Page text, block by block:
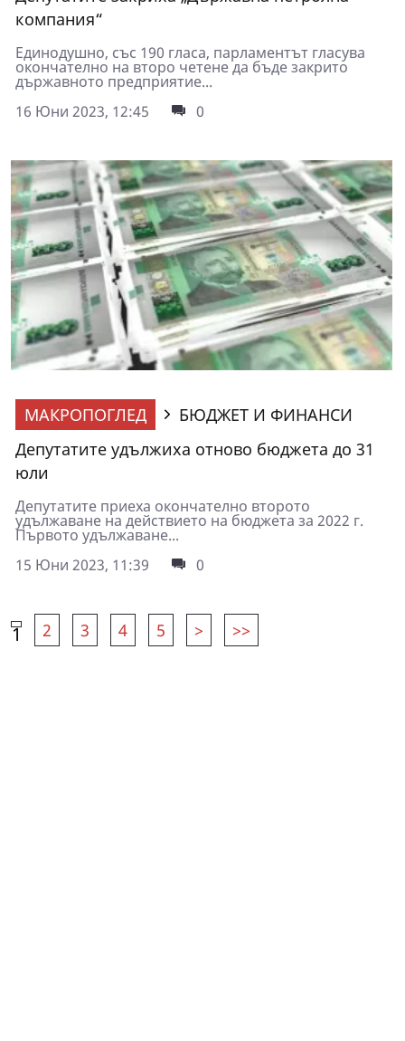
компания“
Единодушно, със 190 гласа, парламентът гласува
окончателно на второ четене да бъде закрито
държавното предприятие...
16 Юни 2023, 12:45
0
МАКРОПОГЛЕД
БЮДЖЕТ И ФИНАНСИ
Депутатите удължиха отново бюджета до 31
юли
Депутатите приеха окончателно второто
удължаване на действието на бюджета за 2022 г.
Първото удължаване...
15 Юни 2023, 11:39
0
1 2 3 4 5 > >>